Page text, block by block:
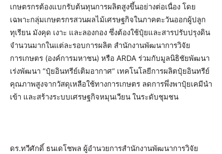
เกษตรกรต้องแบกรับต้นทุนการผลิตสูงขึ้นอย่างต่อเนื่อง โดย
เฉพาะกลุ่มเกษตรกรสวนผลไม้เศรษฐกิจในภาคตะวันออกผู้ปลูก
ทุเรียน มังคุด เงาะ และลองกอง ซึ่งต้องใช้ปุ๋ยและสารปรับปรุงดิน
จำนวนมากในแต่ละรอบการผลิต สำนักงานพัฒนาการวิจัย
การเกษตร (องค์การมหาชน) หรือ ARDA ร่วมกับมูลนิธิชัยพัฒนา
เร่งพัฒนา “ปุ๋ยอินทรีย์เติมอากาศ“ เทคโนโลยีการผลิตปุ๋ยอินทรีย์
คุณภาพสูงจากวัสดุเหลือใช้ทางการเกษตร ลดการพึ่งพาปุ๋ยเคมีนำ
เข้า และสร้างระบบเศรษฐกิจหมุนเวียน ในระดับชุมชน
ดร.ทวีศักดิ์ ธนเดโชพล ผู้อำนวยการสำนักงานพัฒนาการวิจัย